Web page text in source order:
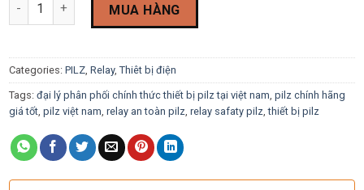
MUA HÀNG
Categories: PILZ, Relay, Thiêt bị điện
Tags: đại lý phân phối chính thức thiết bị pilz tại việt nam, pilz chính hãng
giá tốt, pilz việt nam, relay an toàn pilz, relay safaty pilz,thiết bị pilz